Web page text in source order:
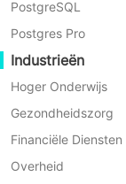
PostgreSQL
Postgres Pro
Industrieën
Hoger Onderwijs
Gezondheidszorg
Financiële Diensten
Overheid